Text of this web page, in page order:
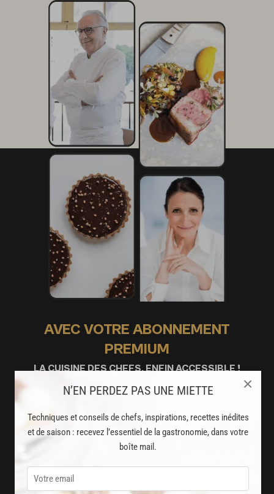
N’EN PERDEZ PAS UNE MIETTE
Techniques et conseils de chefs, inspirations, recettes inédites
et de saison : recevez l’essentiel de la gastronomie, dans votre
boîte mail.
×
AVEC VOTRE ABONNEMENT
PREMIUM
LA CUISINE DES CHEFS, ENFIN ACCESSIBLE !
partagées par vos chefs préférés
2000
vidéos de recettes
et techniques de cuisine et pâtisserie